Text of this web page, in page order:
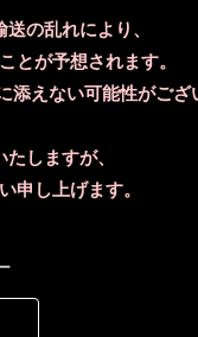
やすいハンマー型デザ
をバランスよく持つこ
用しました。
レスのないクイック照
照射モードを搭載し
に合わせて選択するこ
タンを押さずに照射
の連続照射から進化
の乱れにより、
とが予想されます。
えない可能性がござ
しますが、
申し上げます。